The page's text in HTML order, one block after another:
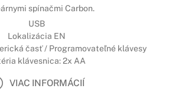
spínačmi Carbon.
USB
Lokalizácia EN
časť / Programovateľné klávesy
klávesnica: 2x AA
VIAC INFORMÁCIÍ